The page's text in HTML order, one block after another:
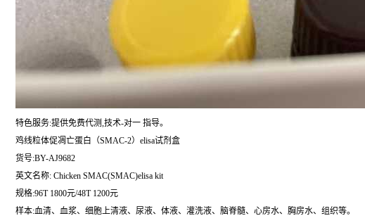
特色服务:提供免费代测,技术-对一 指导。
鸡线粒体促凋亡蛋白（SMAC-2）elisa试剂盒
货号:BY-AJ9682
英文名称: Chicken SMAC(SMAC)elisa kit
规格:96T 1800元/48T 1200元
样本:血清、血浆、细胞上清液、尿液、体液、灌洗液、脑脊髓、心房水、胸房水、组织等。